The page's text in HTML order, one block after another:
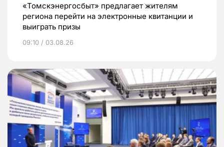
«Томскэнергосбыт» предлагает жителям
региона перейти на электронные квитанции и
выиграть призы
09:10 / 03.08.26